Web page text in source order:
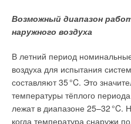
Возможный диапазон
наружного воздуха
В летний период
воздуха для испытания
составляют 35°C. Это
температуры тёплого
лежат в диапазоне 25–32°C.
когда температура снаружи